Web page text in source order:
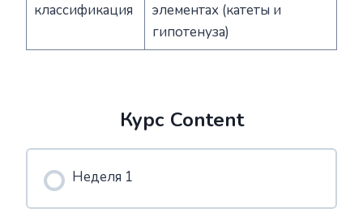
классификация
элементах (катеты и
гипотенуза)
Курс Content
Неделя 1